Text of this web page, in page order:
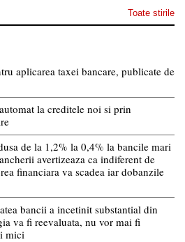
Toate stirile
aplicarea taxei bancare, publicate de
la creditele noi si prin
de la 1,2% la 0,4% la bancile mari
avertizeaza ca indiferent de
financiara va scadea iar dobanzile
bancii a incetinit substantial din
va fi reevaluata, nu vor mai fi
mici